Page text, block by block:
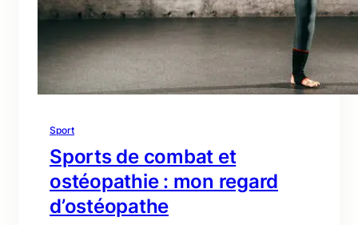
Sport
Sports de combat et
ostéopathie : mon regard
d’ostéopathe